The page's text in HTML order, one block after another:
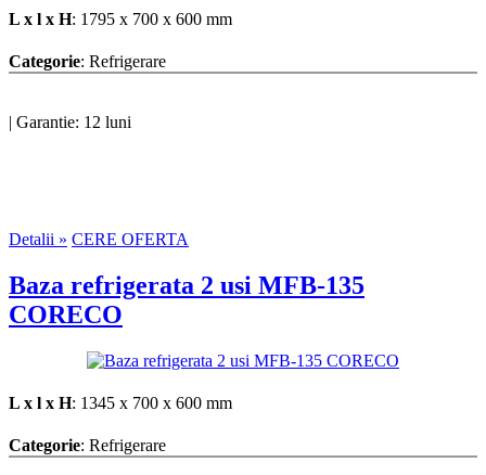
L x l x H: 1795 x 700 x 600 mm
Categorie: Refrigerare
| Garantie: 12 luni
Detalii » CERE OFERTA
Baza refrigerata 2 usi MFB-135
CORECO
L x l x H: 1345 x 700 x 600 mm
Categorie: Refrigerare